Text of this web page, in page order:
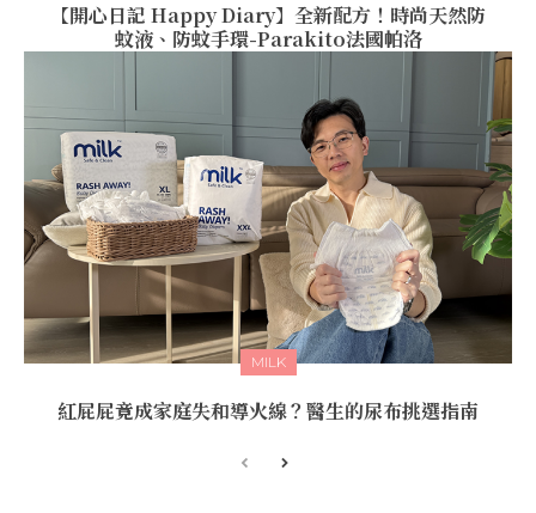
【開心日記 Happy Diary】全新配方！時尚天然防
蚊液、防蚊手環-Parakito法國帕洛
MILK
紅屁屁竟成家庭失和導火線？醫生的尿布挑選指南